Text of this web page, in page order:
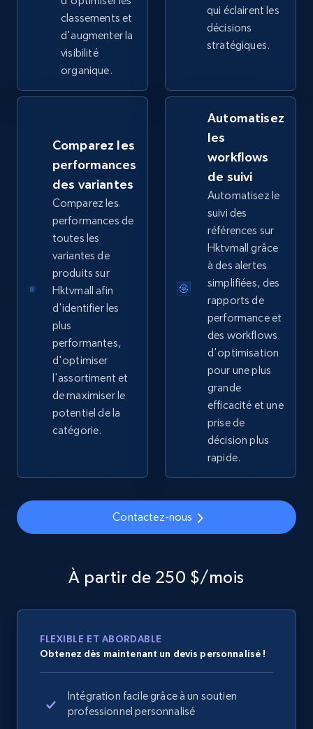
Google Shopping - collects products from
web using keywords
URL, Product id, Title, Product description,
Rating, Reviews count, Images, Variations, and
2.4K+ 199+ Commencer
Amazon products global dataset
Title, Seller name, Brand, Description, Initial
price, Currency, Availability, Reviews count, and
more.
Commencer
Amazon products global dataset - Collects
products by specific category URL
Title, Seller name, Brand, Description, Initial
price, Currency, Availability, Reviews count, and
more.
2.1K+ 375+ Commencer
Title, Seller name, Brand, Description, Initial
more.
2.1K+ 375+ Commencer
Amazon products global dataset - Collects
classements et
d'augmenter la
visibilité
organique.
qui éclairent les
décisions
stratégiques.
Comparez les
performances
des variantes
Comparez les
performances de
toutes les
variantes de
produits sur
Hktvmall afin
d'identifier les
plus
performantes,
d'optimiser
l'assortiment et
de maximiser le
potentiel de la
catégorie.
Automatisez
les
workflows
de suivi
Automatisez le
suivi des
références sur
Hktvmall grâce
à des alertes
simplifiées, des
rapports de
performance et
des workflows
d'optimisation
pour une plus
grande
efficacité et une
prise de
décision plus
rapide.
Contactez-nous
À partir de 250 $/mois
FLEXIBLE ET ABORDABLE
Obtenez dès maintenant un devis personnalisé !
Intégration facile grâce à un soutien
professionnel personnalisé